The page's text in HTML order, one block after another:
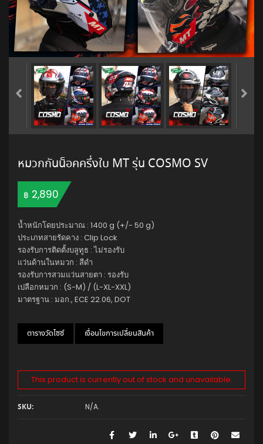
หมวกกันน็อคครึ่งใบ MT รุ่น COSMO SV
฿ 2,890
น้ำหนักโดยประมาณ : 1400 g (+/- 50 g)
ประเภทสายรัดคาง : Clip Lock
รองรับการติดตั้งบลูทูธ : ไม่รองรับ
แว่นด้านในหมวก : สีดำ
รองรับการสวมแว่นสายตา : รองรับ
เปลือกหมวก : (S-M) / (L-XL-XXL)
มาตรฐาน : มอก., ECE 22.06, DOT
ตารางวัดไซซ์ เงื่อนไขการเปลี่ยนสินค้า
This product is currently out of stock and unavailable.
SKU: N/A.